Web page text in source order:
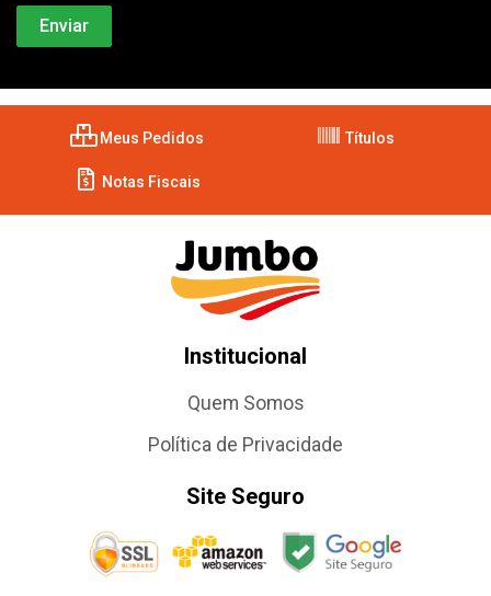
Meus Pedidos Títulos
Notas Fiscais
Institucional
Quem Somos
Política de Privacidade
Site Seguro